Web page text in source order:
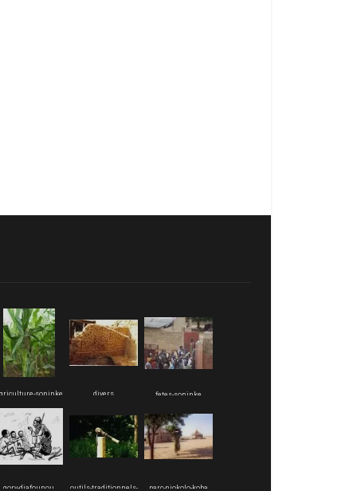
soninke divers fetes-soninke
gory-diafounou outils-traditionnels- parc-niokolo-koba